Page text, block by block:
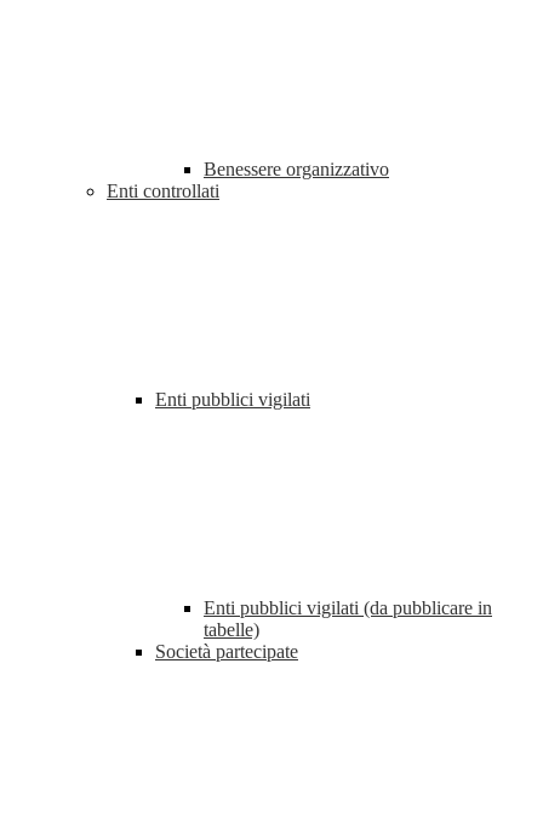
Benessere organizzativo
Enti controllati
Enti pubblici vigilati
Enti pubblici vigilati (da pubblicare in
tabelle)
Società partecipate